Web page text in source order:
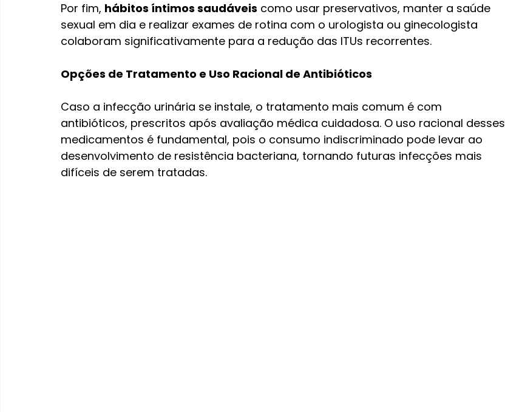
Por fim, hábitos íntimos saudáveis como usar preservativos, manter a saúde
sexual em dia e realizar exames de rotina com o urologista ou ginecologista
colaboram significativamente para a redução das ITUs recorrentes.
Opções de Tratamento e Uso Racional de Antibióticos
Caso a infecção urinária se instale, o tratamento mais comum é com
antibióticos, prescritos após avaliação médica cuidadosa. O uso racional desses
medicamentos é fundamental, pois o consumo indiscriminado pode levar ao
desenvolvimento de resistência bacteriana, tornando futuras infecções mais
difíceis de serem tratadas.